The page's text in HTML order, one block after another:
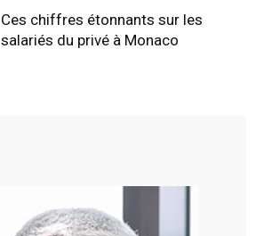
Ces chiffres étonnants sur les
salariés du privé à Monaco